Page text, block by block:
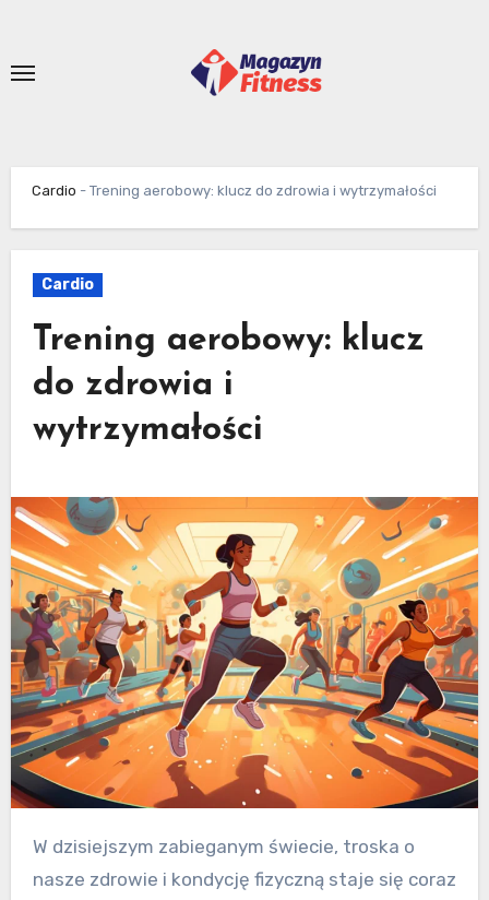
content
Cardio -Trening aerobowy: klucz do zdrowia i wytrzymałości
Cardio
Trening aerobowy: klucz
do zdrowia i
wytrzymałości
W dzisiejszym zabieganym świecie, troska o
nasze zdrowie i kondycję fizyczną staje się coraz